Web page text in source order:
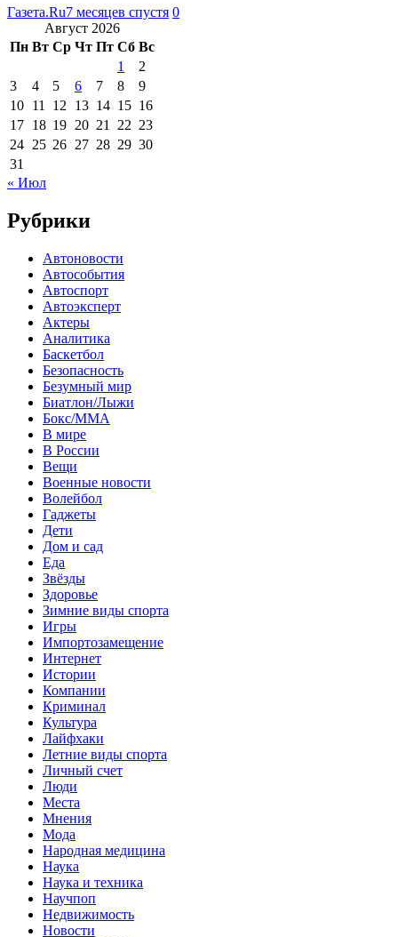
Газета.Ru7 месяцев спустя 0
Август 2026
Пн Вт Ср Чт Пт Сб Вс
1
2
3
4 5 6 7 8
9
10 11 12 13 14 15 16
17 18 19 20 21 22 23
24 25 26 27 28 29 30
31
« Июл
Рубрики
Автоновости
Автособытия
Автоспорт
Автоэксперт
Актеры
Аналитика
Баскетбол
Безопасность
Безумный мир
Биатлон/Лыжи
Бокс/MMA
В мире
В России
Вещи
Военные новости
Волейбол
Гаджеты
Дети
Дом и сад
Еда
Звёзды
Здоровье
Зимние виды спорта
Игры
Импортозамещение
Интернет
Истории
Компании
Криминал
Культура
Лайфхаки
Летние виды спорта
Личный счет
Люди
Места
Мнения
Мода
Народная медицина
Наука
Наука и техника
Научпоп
Недвижимость
Новости